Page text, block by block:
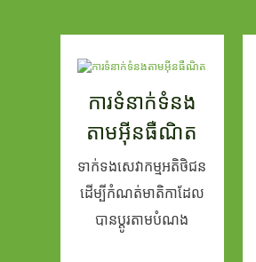
ការទំនាក់ទំនង
តាមអ៊ីនធឺណិត
ទាក់ទងសេវាកម្មអតិថិជន
ដើម្បីកំណត់មាតិកាដែល
បានប្តូរតាមបំណង